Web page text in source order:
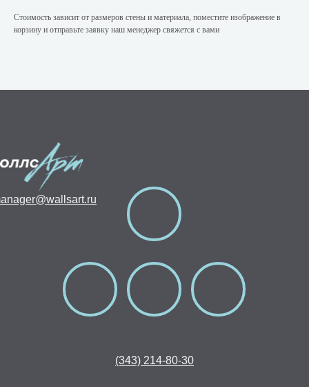
Стоимость зависит от размеров стены и материала, поместите изображение в
корзину и отправьте заявку наш менеджер свяжется с вами
(343) 214-80-30